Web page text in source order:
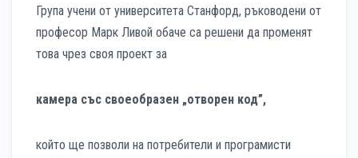
Група учени от университета Станфорд, ръководени от
професор Марк Ливой обаче са решени да променят
това чрез своя проект за
камера със своеобразен „отворен код”,
който ще позволи на потребители и програмисти